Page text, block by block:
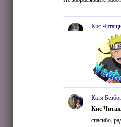
Кис
Катя
Кис
спасибо,